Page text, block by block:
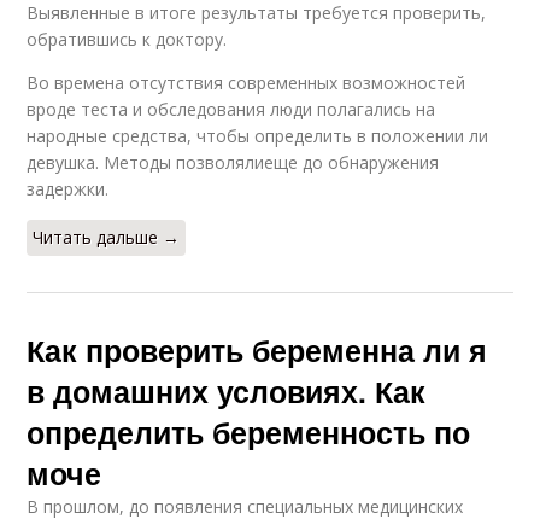
Выявленные в итоге результаты требуется проверить,
обратившись к доктору.
Во времена отсутствия современных возможностей
вроде теста и обследования люди полагались на
народные средства, чтобы определить в положении ли
девушка. Методы позволялиеще до обнаружения
задержки.
Читать дальше →
Как проверить беременна ли я
в домашних условиях. Как
определить беременность по
моче
В прошлом, до появления специальных медицинских